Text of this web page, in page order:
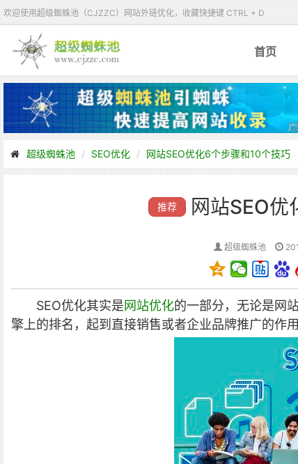
欢迎使用超级蜘蛛池（CJZZC）网站外链优化，收藏快捷键 CTRL + D
首页
超级蜘蛛池 SEO优化 网站SEO优化6个步骤和10个技巧
推荐 网站SEO优
超级蜘蛛池
SEO优化其实是网站优化的一部分，无论是网
擎上的排名，起到直接销售或者企业品牌推广的作